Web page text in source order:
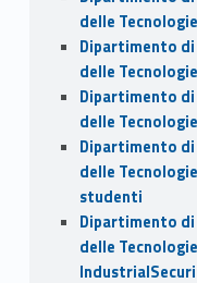
delle
Dipartimento
delle
Dipartimento
delle
Dipartimento
delle
studenti
Dipartimento
delle